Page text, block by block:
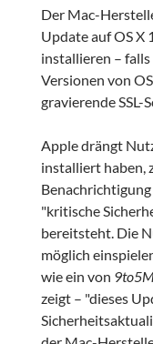
Der Mac-
Update auf OS X
installieren –
Versionen von
gravierende SSL-
Apple drängt
installiert haben,
"kritische
bereitsteht. Die
möglich
wie ein von
zeigt – "dieses